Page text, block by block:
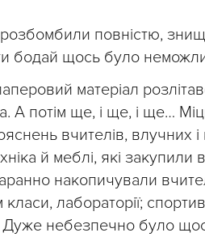
повністю,
бодай щось було
матеріал
А потім ще, і ще, і ще…
вчителів, влучних
й меблі, які
накопичували
лабораторії;
небезпечно було